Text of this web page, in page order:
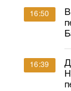
16:50
16:39